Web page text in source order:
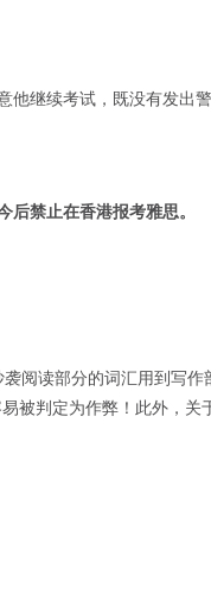
他继续考试，既没有发出警
后禁止在香港报考雅思。
阅读部分的词汇用到写作
被判定为作弊！此外，关